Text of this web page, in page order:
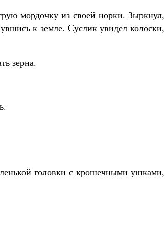
мордочку из своей норки. Зыркнул,
к земле. Суслик увидел колоски,
зерна.
головки с крошечными ушками,